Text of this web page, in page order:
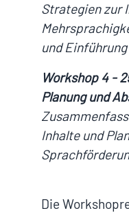
Strategien zur
und
Workshop 4 -
Planung und
Inhalte und
Die